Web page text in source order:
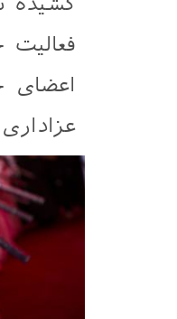
اعضای